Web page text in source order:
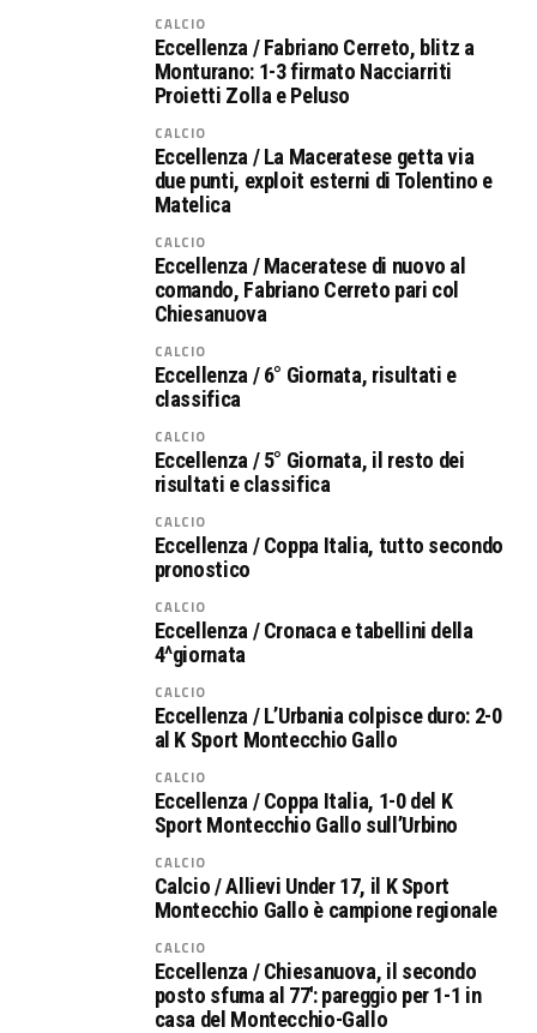
CALCIO
Eccellenza / Fabriano Cerreto, blitz a
Monturano: 1-3 firmato Nacciarriti
Proietti Zolla e Peluso
CALCIO
Eccellenza / La Maceratese getta via
due punti, exploit esterni di Tolentino e
Matelica
CALCIO
Eccellenza / Maceratese di nuovo al
comando, Fabriano Cerreto pari col
Chiesanuova
CALCIO
Eccellenza / 6° Giornata, risultati e
classifica
CALCIO
Eccellenza / 5° Giornata, il resto dei
risultati e classifica
CALCIO
Eccellenza / Coppa Italia, tutto secondo
pronostico
CALCIO
Eccellenza / Cronaca e tabellini della
4^giornata
CALCIO
Eccellenza / L’Urbania colpisce duro: 2-0
al K Sport Montecchio Gallo
CALCIO
Eccellenza / Coppa Italia, 1-0 del K
Sport Montecchio Gallo sull’Urbino
CALCIO
Calcio / Allievi Under 17, il K Sport
Montecchio Gallo è campione regionale
CALCIO
Eccellenza / Chiesanuova, il secondo
posto sfuma al 77′: pareggio per 1-1 in
casa del Montecchio-Gallo